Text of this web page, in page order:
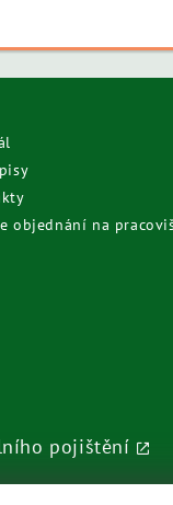
objednání na
pojištění